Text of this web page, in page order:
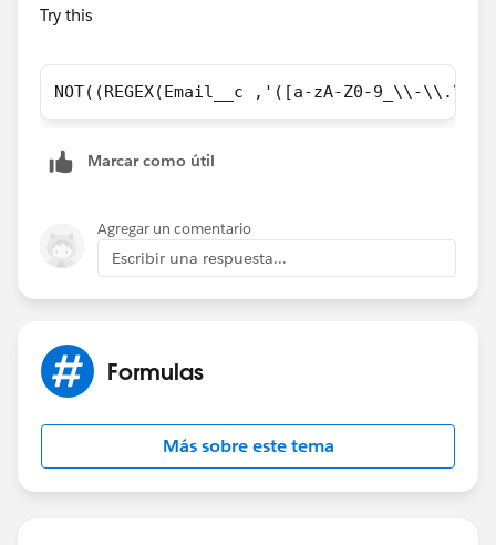
Try this
NOT((REGEX(Email__c ,'([a-zA-Z0-
Marcar como útil
Agregar un comentario
Escribir una respuesta...
Formulas
Más sobre este tema